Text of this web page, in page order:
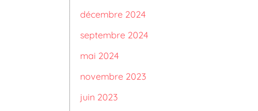
décembre 2024
septembre 2024
mai 2024
novembre 2023
juin 2023